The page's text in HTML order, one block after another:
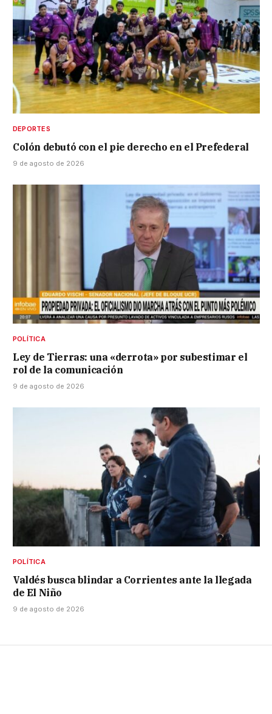
DEPORTES
Colón debutó con el pie derecho en el Prefederal
9 de agosto de 2026
POLÍTICA
Ley de Tierras: una «derrota» por subestimar el
rol de la comunicación
9 de agosto de 2026
POLÍTICA
Valdés busca blindar a Corrientes ante la llegada
de El Niño
9 de agosto de 2026